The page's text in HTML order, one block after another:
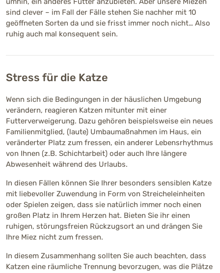
sind clever – im Fall der Fälle stehen Sie nachher mit 10
geöffneten Sorten da und sie frisst immer noch nicht… Also
ruhig auch mal konsequent sein.
Stress für die Katze
Wenn sich die Bedingungen in der häuslichen Umgebung
verändern, reagieren Katzen mitunter mit einer
Futterverweigerung. Dazu gehören beispielsweise ein neues
Familienmitglied, (laute) Umbaumaßnahmen im Haus, ein
veränderter Platz zum fressen, ein anderer Lebensrhythmus
von Ihnen (z.B. Schichtarbeit) oder auch Ihre längere
Abwesenheit während des Urlaubs.
In diesen Fällen können Sie Ihrer besonders sensiblen Katze
mit liebevoller Zuwendung in Form von Streicheleinheiten
oder Spielen zeigen, dass sie natürlich immer noch einen
großen Platz in Ihrem Herzen hat. Bieten Sie ihr einen
ruhigen, störungsfreien Rückzugsort an und drängen Sie
Ihre Miez nicht zum fressen.
In diesem Zusammenhang sollten Sie auch beachten, dass
Katzen eine räumliche Trennung bevorzugen, was die Plätze